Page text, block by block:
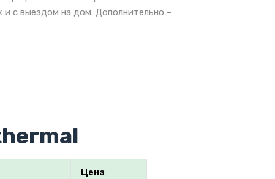
с выездом на дом. Дополнительно –
Цена